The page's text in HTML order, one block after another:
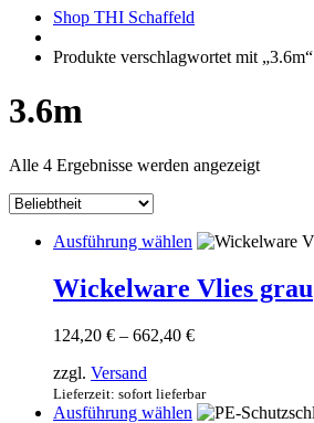
Shop THI Schaffeld
Produkte verschlagwortet mit „3.6m“
3.6m
Alle 4 Ergebnisse werden angezeigtNach
Ausführung wählen Dieses
weist
mehrere
können
auf
Wickelware Vlies grau
124,20 € – 662,40 €Preisspanne:
662,40 €
zzgl. Versand
Lieferzeit: sofort lieferbar
Ausführung wählen Dieses